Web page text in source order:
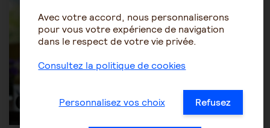
Avec votre accord, nous personnaliserons
pour vous votre expérience de navigation
dans le respect de votre vie privée.
Consultez la politique de cookies
Personnalisez vos choix Refusez